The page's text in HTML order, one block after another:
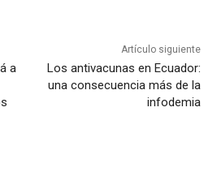
a
Artículo siguiente
​​Los antivacunas en Ecuador:
una consecuencia más de la
infodemia